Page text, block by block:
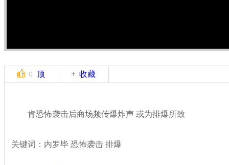
0 顶 收藏
肯恐怖袭击后商场频传爆炸声 或为排爆所致
关键词：内罗毕 恐怖袭击 排爆